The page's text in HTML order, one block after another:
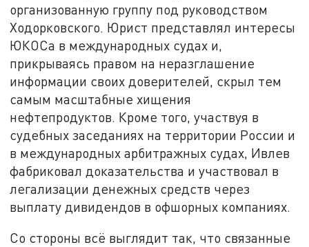
организованную группу под руководством
Ходорковского. Юрист представлял интересы
ЮКОСа в международных судах и,
прикрываясь правом на неразглашение
информации своих доверителей, скрыл тем
самым масштабные хищения
нефтепродуктов. Кроме того, участвуя в
судебных заседаниях на территории России и
в международных арбитражных судах, Ивлев
фабриковал доказательства и участвовал в
легализации денежных средств через
выплату дивидендов в офшорных компаниях.
Со стороны всё выглядит так, что связанные